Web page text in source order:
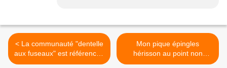
< La communauté "dentelle
aux fuseaux" est référencée
sur l'annuaire des
Mon pique épingles
hérisson au point non
compté est né!!! >